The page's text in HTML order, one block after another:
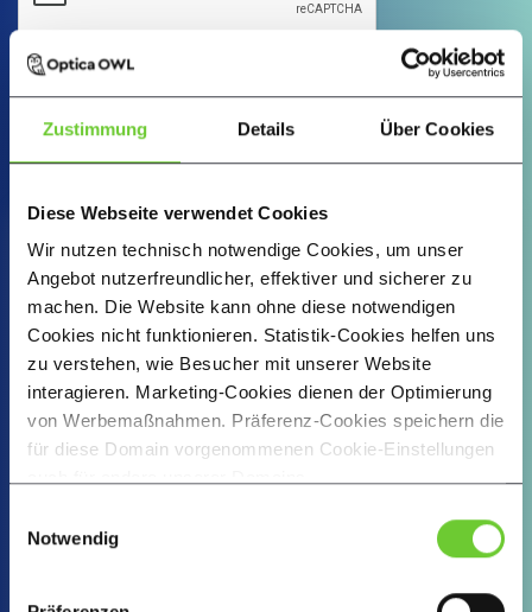
Zustimmung Details Über Cookies
Diese Webseite verwendet Cookies
Wir nutzen technisch notwendige Cookies, um unser
Angebot nutzerfreundlicher, effektiver und sicherer zu
machen. Die Website kann ohne diese notwendigen
Cookies nicht funktionieren. Statistik-Cookies helfen uns
zu verstehen, wie Besucher mit unserer Website
interagieren. Marketing-Cookies dienen der Optimierung
von Werbemaßnahmen. Präferenz-Cookies speichern die
für diese Domain vorgenommenen Cookie-Einstellungen
stimmen Sie der Verwendung von Präferenz-, Statistik-
und Marketing-Cookies zu. Durch Klicken auf den Button
„Auswahl treffen“ stimmen Sie lediglich der Verwendung
Notwendig
ZURÜCK
Für Verbandsmitglieder
Praxis Verband Bis zum
31.08.2026 kostenfrei!*
Nutze alle Vorteile des Praxis-Abos mit bis zu 10
Mitarbeitenden dauerhaft zum halben Preis. Dieses
Verbände: